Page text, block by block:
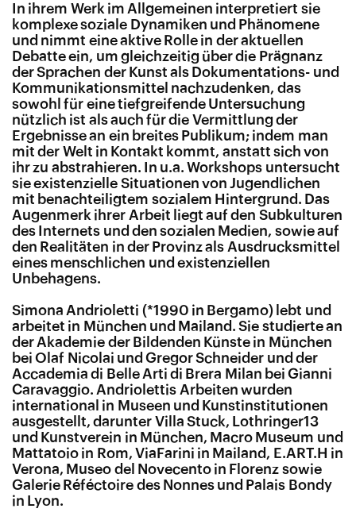
In ihrem Werk im Allgemeinen interpretiert sie
komplexe soziale Dynamiken und Phänomene
und nimmt eine aktive Rolle in der aktuellen
Debatte ein, um gleichzeitig über die Prägnanz
der Sprachen der Kunst als Dokumentations- und
Kommunikationsmittel nachzudenken, das
sowohl für eine tiefgreifende Untersuchung
nützlich ist als auch für die Vermittlung der
Ergebnisse an ein breites Publikum; indem man
mit der Welt in Kontakt kommt, anstatt sich von
ihr zu abstrahieren. In u.a. Workshops untersucht
sie existenzielle Situationen von Jugendlichen
mit benachteiligtem sozialem Hintergrund. Das
Augenmerk ihrer Arbeit liegt auf den Subkulturen
des Internets und den sozialen Medien, sowie auf
den Realitäten in der Provinz als Ausdrucksmittel
eines menschlichen und existenziellen
Unbehagens.
Simona Andrioletti (*1990 in Bergamo) lebt und
arbeitet in München und Mailand. Sie studierte an
der Akademie der Bildenden Künste in München
bei Olaf Nicolai und Gregor Schneider und der
Accademia di Belle Arti di Brera Milan bei Gianni
Caravaggio. Andriolettis Arbeiten wurden
international in Museen und Kunstinstitutionen
ausgestellt, darunter Villa Stuck, Lothringer13
und Kunstverein in München, Macro Museum und
Mattatoio in Rom, ViaFarini in Mailand, E.ART.H in
Verona, Museo del Novecento in Florenz sowie
Galerie Réféctoire des Nonnes und Palais Bondy
in Lyon.